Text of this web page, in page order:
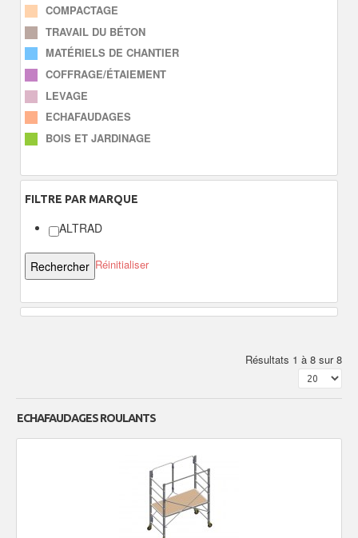
COMPACTAGE
TRAVAIL DU BÉTON
MATÉRIELS DE CHANTIER
COFFRAGE/ÉTAIEMENT
LEVAGE
ECHAFAUDAGES
BOIS ET JARDINAGE
FILTRE PAR MARQUE
ALTRAD
Réinitialiser
Résultats 1 à 8 sur 8
ECHAFAUDAGES ROULANTS